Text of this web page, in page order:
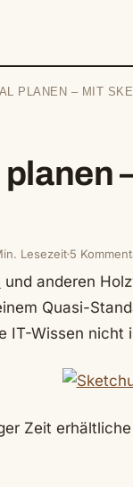
PLANEN – MIT
Lesezeit 5
und anderen
Quasi-
IT-Wissen nicht
Zeit